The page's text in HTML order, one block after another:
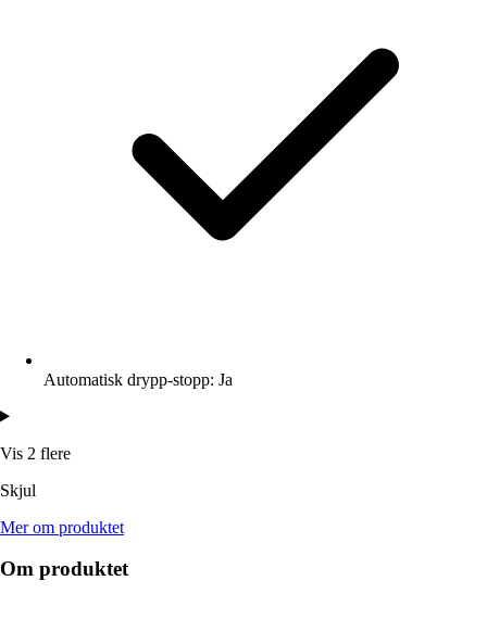
Automatisk drypp-stopp: Ja
Vis 2 flere
Skjul
Mer om produktet
Om produktet